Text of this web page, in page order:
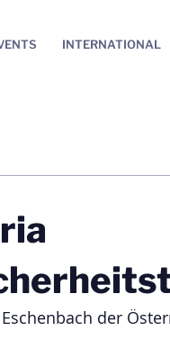
INTERNATIONAL
der